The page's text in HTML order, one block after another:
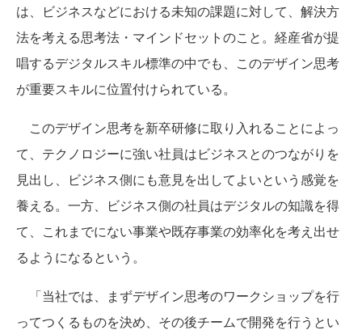
は、ビジネスなどにおける未知の課題に対して、解決方
法を考える思考法・マインドセットのこと。経産省が提
唱するデジタルスキル標準の中でも、このデザイン思考
が重要スキルに位置付けられている。
このデザイン思考を新卒研修に取り入れることによっ
て、テクノロジーに強い社員はビジネスとのつながりを
見出し、ビジネス側にも意見を出してよいという感覚を
養える。一方、ビジネス側の社員はデジタルの知識を得
て、これまでにない事業や既存事業の効率化を考え出せ
るようになるという。
「当社では、まずデザイン思考のワークショップを行
ってつくるものを決め、その後チームで開発を行うとい